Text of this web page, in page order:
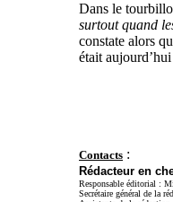
Dans le
surtout quand
constate alors
était
Contacts :
Rédacteur en
Responsable éditorial :
Secrétaire général de la